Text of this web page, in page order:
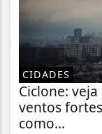
CIDADES
Ciclone:
ventos
como...